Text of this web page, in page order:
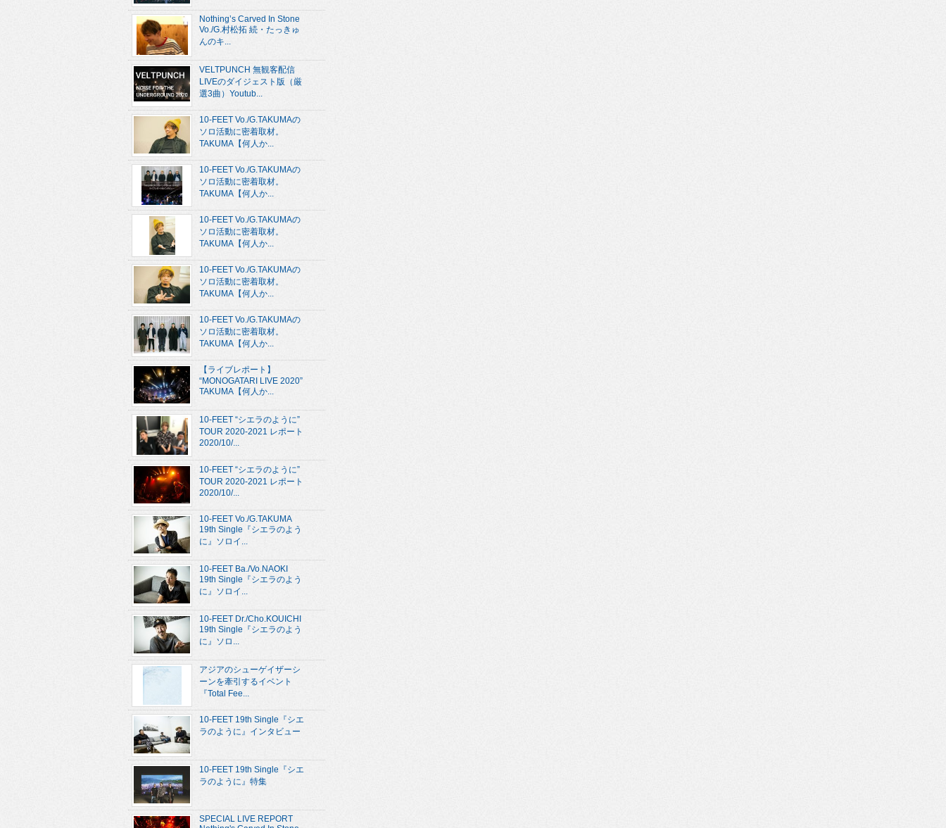
Nothing’s Carved In Stone
Vo./G.村松拓 続・たっきゅ
んのキ...
VELTPUNCH 無観客配信
LIVEのダイジェスト版（厳
選3曲）Youtub...
10-FEET Vo./G.TAKUMAの
ソロ活動に密着取材。
TAKUMA【何人か...
10-FEET Vo./G.TAKUMAの
ソロ活動に密着取材。
TAKUMA【何人か...
10-FEET Vo./G.TAKUMAの
ソロ活動に密着取材。
TAKUMA【何人か...
10-FEET Vo./G.TAKUMAの
ソロ活動に密着取材。
TAKUMA【何人か...
10-FEET Vo./G.TAKUMAの
ソロ活動に密着取材。
TAKUMA【何人か...
【ライブレポート】
“MONOGATARI LIVE 2020”
TAKUMA【何人か...
10-FEET “シエラのように”
TOUR 2020-2021 レポート
2020/10/...
10-FEET “シエラのように”
TOUR 2020-2021 レポート
2020/10/...
10-FEET Vo./G.TAKUMA
19th Single『シエラのよう
に』ソロイ...
10-FEET Ba./Vo.NAOKI
19th Single『シエラのよう
に』ソロイ...
10-FEET Dr./Cho.KOUICHI
19th Single『シエラのよう
に』ソロ...
アジアのシューゲイザーシ
ーンを牽引するイベント
『Total Fee...
10-FEET 19th Single『シエ
ラのように』インタビュー
10-FEET 19th Single『シエ
ラのように』特集
SPECIAL LIVE REPORT